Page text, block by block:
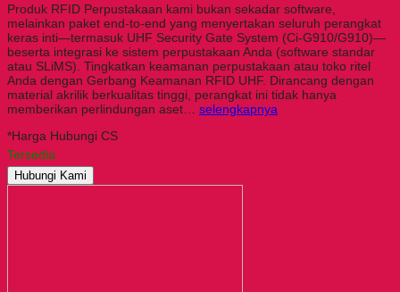
Produk RFID Perpustakaan kami bukan sekadar software,
melainkan paket end-to-end yang menyertakan seluruh perangkat
keras inti—termasuk UHF Security Gate System (Ci-G910/G910)—
beserta integrasi ke sistem perpustakaan Anda (software standar
atau SLiMS). Tingkatkan keamanan perpustakaan atau toko ritel
Anda dengan Gerbang Keamanan RFID UHF. Dirancang dengan
material akrilik berkualitas tinggi, perangkat ini tidak hanya
memberikan perlindungan aset… selengkapnya
*Harga Hubungi CS
Tersedia
Hubungi Kami